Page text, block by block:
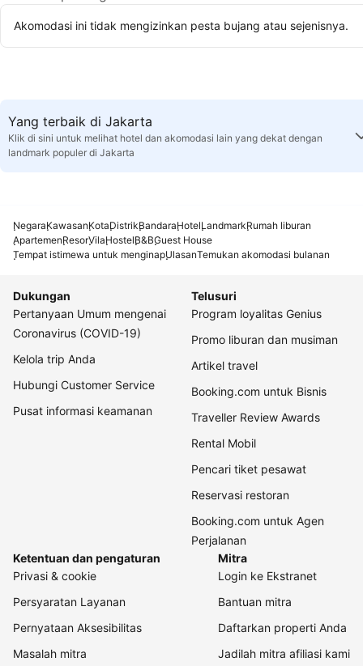
Akomodasi ini tidak mengizinkan pesta bujang atau sejenisnya.
Yang terbaik di Jakarta
Klik di sini untuk melihat hotel dan akomodasi lain yang dekat dengan
landmark populer di Jakarta
NegaraKawasanKotaDistrikBandaraHotelLandmarkRumah liburan
ApartemenResorVilaHostelB&BGuest House
Tempat istimewa untuk menginapUlasanTemukan akomodasi bulanan
Dukungan
Pertanyaan Umum mengenai
Coronavirus (COVID-19)
Kelola trip Anda
Hubungi Customer Service
Pusat informasi keamanan
Telusuri
Program loyalitas Genius
Promo liburan dan musiman
Artikel travel
Booking.com untuk Bisnis
Traveller Review Awards
Rental Mobil
Pencari tiket pesawat
Reservasi restoran
Booking.com untuk Agen
Perjalanan
Ketentuan dan pengaturan
Privasi & cookie
Persyaratan Layanan
Pernyataan Aksesibilitas
Masalah mitra
Mitra
Login ke Ekstranet
Bantuan mitra
Daftarkan properti Anda
Jadilah mitra afiliasi kami